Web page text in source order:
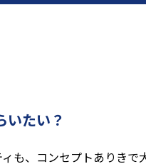
いたい？
も、コンセプトありきで